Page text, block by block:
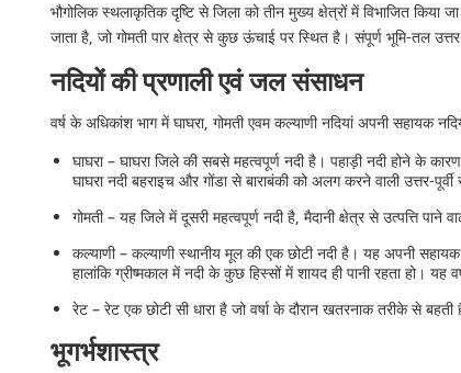
भौगोलिक स्थलाकृतिक दृष्टि से जिला को तीन मुख्य क्षेत्रों में विभाजित किया
जाता है, जो गोमती पार क्षेत्र से कुछ ऊंचाई पर स्थित है। संपूर्ण भूमि-तल
नदियों की प्रणाली एवं जल संसाधन
वर्ष के अधिकांश भाग में घाघरा, गोमती एवम कल्याणी नदियां अपनी
घाघरा – घाघरा जिले की सबसे महत्वपूर्ण नदी है। पहाड़ी नदी होने के
घाघरा नदी बहराइच और गोंडा से बाराबंकी को अलग करने वाली उत्तर-पूर्वी
गोमती – यह जिले में दूसरी महत्वपूर्ण नदी है, मैदानी क्षेत्र से उत्पत्ति
कल्याणी – कल्याणी स्थानीय मूल की एक छोटी नदी है। यह अपनी
हालांकि ग्रीष्मकाल में नदी के कुछ हिस्सों में शायद ही पानी रहता हो।
रेट – रेट एक छोटी सी धारा है जो वर्षा के दौरान खतरनाक तरीके से
भूगर्भशास्त्र